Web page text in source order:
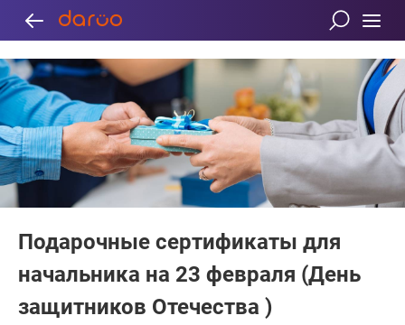
Подарочные сертификаты для
начальника на 23 февраля (День
защитников Отечества )